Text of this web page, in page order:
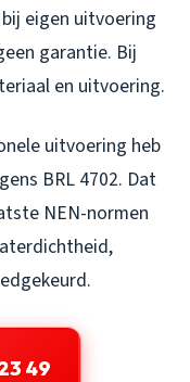
eigen uitvoering
garantie. Bij
en uitvoering.
uitvoering heb
BRL 4702. Dat
NEN-normen
49